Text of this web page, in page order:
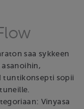
saa sykkeen
tuntikonsepti sopii
Vinyasa